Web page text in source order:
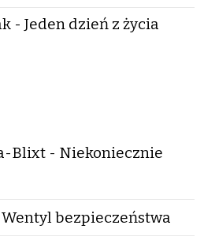
- Jeden dzień z życia
Blixt - Niekoniecznie
bezpieczeństwa